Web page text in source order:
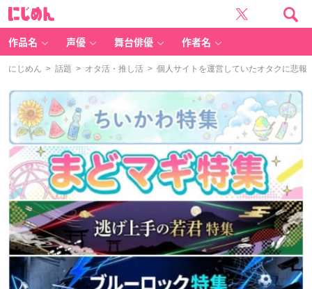
作品名 声優 舞台俳優 作者名
にじめん > 話題 > オタ活・推し活 > 個人サイトを運営していたオタクに悲報